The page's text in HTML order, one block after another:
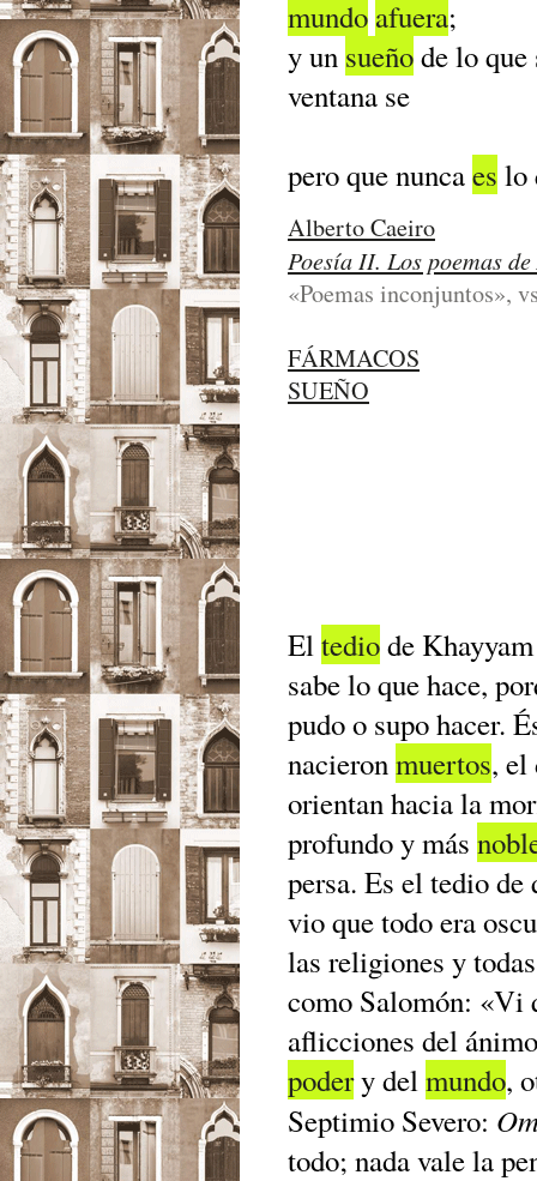
mundo afuera;
y un sueñode lo
ventana se
pero que nuncaes lo
Alberto Caeiro
Poesía II. Los poemas
«Poemas inconjuntos»,
FÁRMACOS
SUEÑO
Eltediode
sabe lo que hace,
pudo o supo hacer.
nacieronmuertos, el
orientan hacia la
profundo y más
persa. Es el tedio
vio que todo era
las religiones y
como Salomón: «Vi
aflicciones del
podery delmundo,
Septimio Severo:
todo; nada vale la